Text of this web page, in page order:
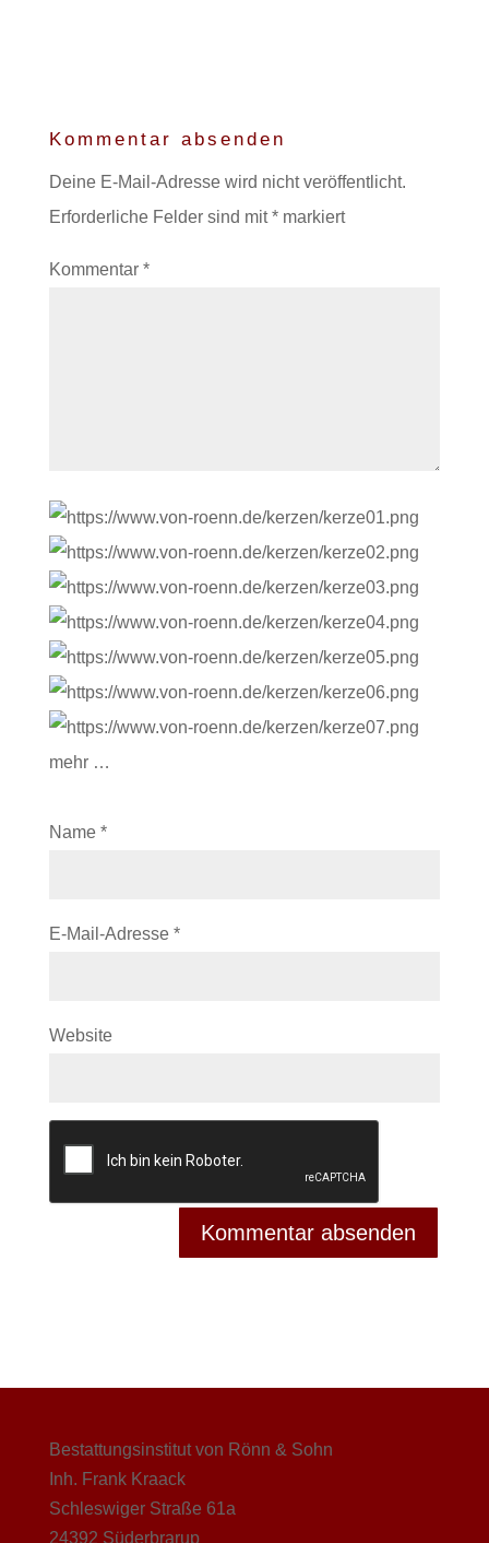
Kommentar absenden
Deine E-Mail-Adresse wird nicht veröffentlicht.
Erforderliche Felder sind mit*markiert
Kommentar *
mehr …
Name *
E-Mail-Adresse *
Website
Bestattungsinstitut von Rönn & Sohn
Inh. Frank Kraack
Schleswiger Straße 61a
24392 Süderbrarup